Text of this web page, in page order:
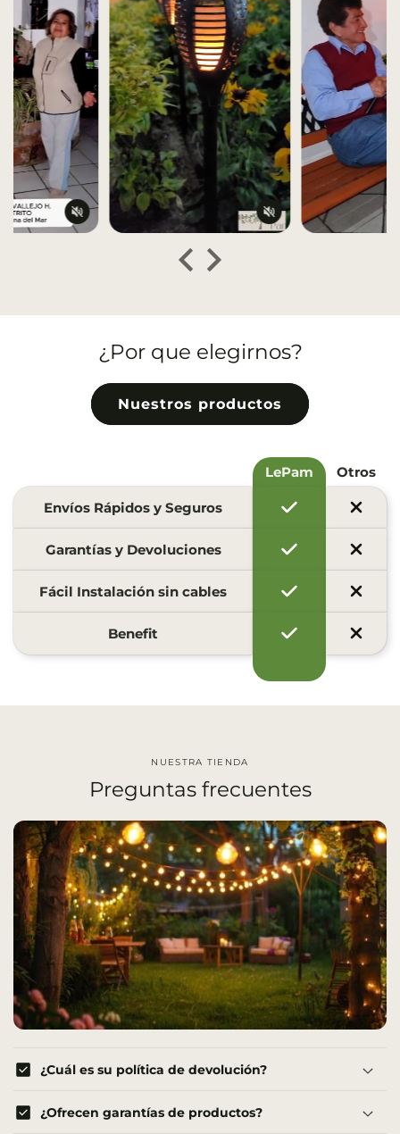
¿Por que elegirnos?
Nuestros productos
LePam Otros
Envíos Rápidos y Seguros
Garantías y Devoluciones
Fácil Instalación sin cables
Benefit
NUESTRA TIENDA
Preguntas frecuentes
check_box ¿Cuál es su política de devolución?
check_box ¿Ofrecen garantías de productos?